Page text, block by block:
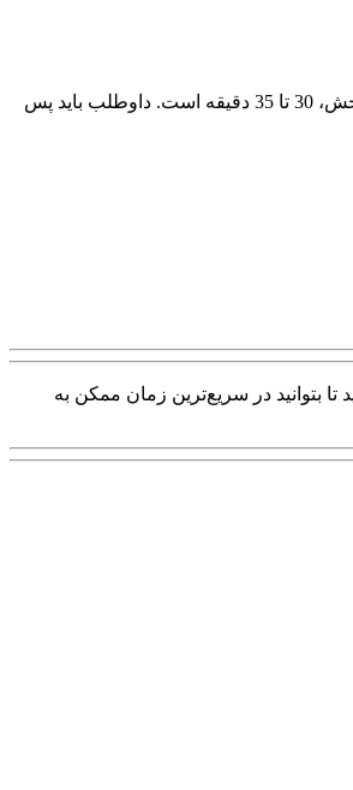
این قسمت از 30 سوال چهار گزینه‌ای تشکیل شده و در آن از مکالمات کوتاه، بلند و همچنین درک مطلب شفاهی سؤال ارائه می‌شود. مدت زمان پاسخگویی به این بخش، 30 تا 35 دقیقه است. داوطلب باید پس
بتوانید در سریع‌ترین زمان ممکن به